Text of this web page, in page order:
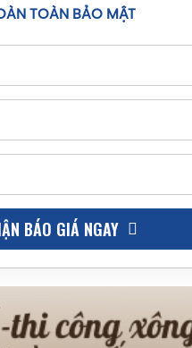
TOÀN BẢO MẬT
BÁO GIÁ NGAY